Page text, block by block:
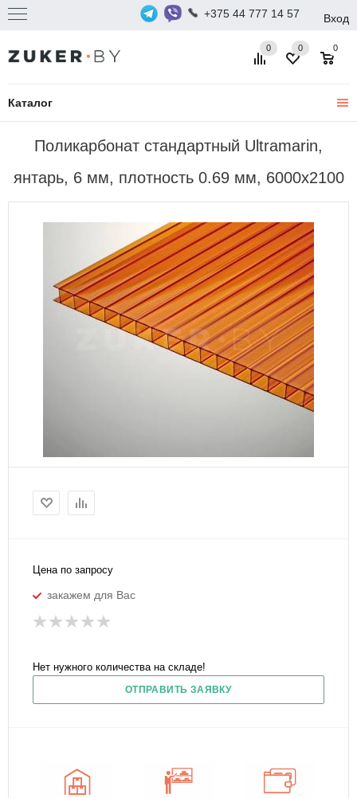
+375 44 777 14 57 Вход
Каталог
0 0
0
Поликарбонат стандартный Ultramarin,
янтарь, 6 мм, плотность 0.69 мм, 6000x2100
Цена по запросу
закажем для Вас
Нет нужного количества на складе!
ОТПРАВИТЬ ЗАЯВКУ